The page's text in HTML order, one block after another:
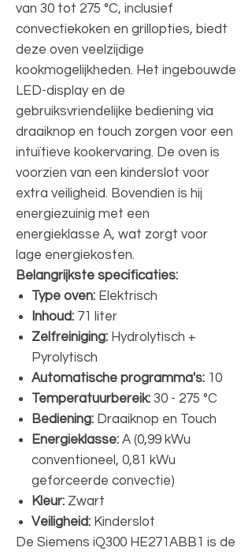
van 30 tot 275 °C, inclusief
convectiekoken en grillopties, biedt
deze oven veelzijdige
kookmogelijkheden. Het ingebouwde
LED-display en de
gebruiksvriendelijke bediening via
draaiknop en touch zorgen voor een
intuïtieve kookervaring. De oven is
voorzien van een kinderslot voor
extra veiligheid. Bovendien is hij
energiezuinig met een
energieklasse A, wat zorgt voor
lage energiekosten.
Belangrijkste specificaties:
Type oven: Elektrisch
Inhoud: 71 liter
Zelfreiniging: Hydrolytisch +
Pyrolytisch
Automatische programma's: 10
Temperatuurbereik: 30 - 275 °C
Bediening: Draaiknop en Touch
Energieklasse: A (0,99 kWu
conventioneel, 0,81 kWu
geforceerde convectie)
Kleur: Zwart
Veiligheid: Kinderslot
De Siemens iQ300 HE271ABB1 is de